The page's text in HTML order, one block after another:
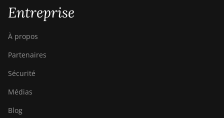
Entreprise
À propos
Partenaires
Sécurité
Médias
Blog